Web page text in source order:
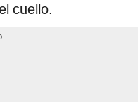
cuello.